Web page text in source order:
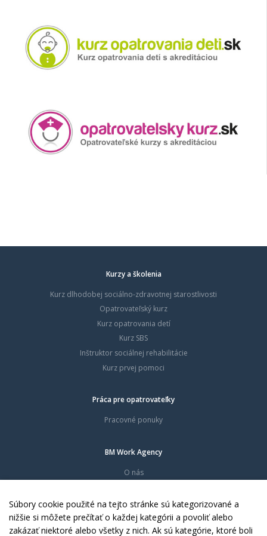
Kurzy a školenia
Kurz dlhodobej sociálno-zdravotnej starostlivosti
Opatrovateľský kurz
Kurz opatrovania detí
Kurz SBS
Inštruktor sociálnej rehabilitácie
Kurz prvej pomoci
Práca pre opatrovateľky
Pracovné ponuky
BM Work Agency
O nás
Dokumenty
Kontakty
Súbory cookie použité na tejto stránke sú kategorizované a
nižšie si môžete prečítať o každej kategórii a povoliť alebo
zakázať niektoré alebo všetky z nich. Ak sú kategórie, ktoré boli